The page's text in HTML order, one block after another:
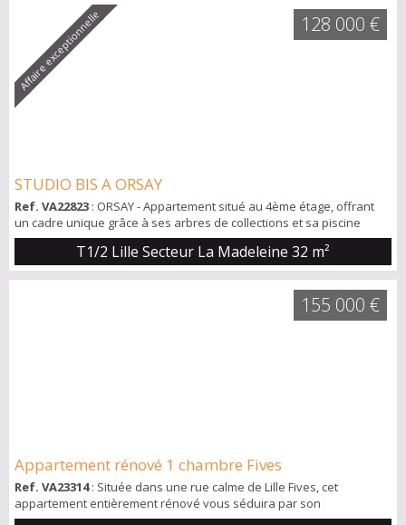
Affaire exceptionnelle
STUDIO BIS A ORSAY
Ref. VA22823 : ORSAY - Appartement situé au 4ème étage, offrant
un cadre unique grâce à ses arbres de collections et sa piscine
chauffée. Charmant appartement type1 bis de 32m2 au 4ème étage
avec ascenseur Il offre un hall avec placards, une pièce de vie
lumineuse avec cuisine ouverte équipée, une chambre avec
placards et une salle de douche avec WC et branchements machine
T1/2 Lille Secteur La Madeleine 32 m²
128 000 €
Appartement rénové 1 chambre Fives
Ref. VA23314: Située dans une rue calme de Lille Fives, cet
appartement entièrement rénové vous séduira par son
emplacement, sa luminosité et son charme. Proche des commerces,
155 000 €